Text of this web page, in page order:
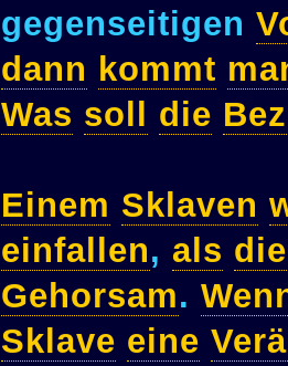
gegenseitigen
dann kommt
Was soll die
Einem Sklaven
einfallen, als die
Gehorsam.
Sklave eine